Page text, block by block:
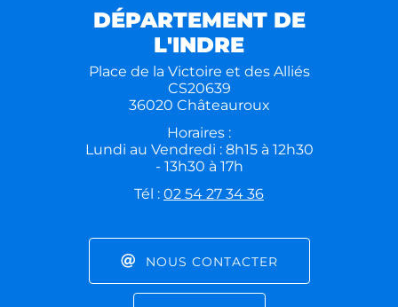
DÉPARTEMENT DE
L'INDRE
Place de la Victoire et des Alliés
CS20639
36020 Châteauroux
Horaires :
Lundi au Vendredi : 8h15 à 12h30
- 13h30 à 17h
Tél : 02 54 27 34 36
NOUS CONTACTER